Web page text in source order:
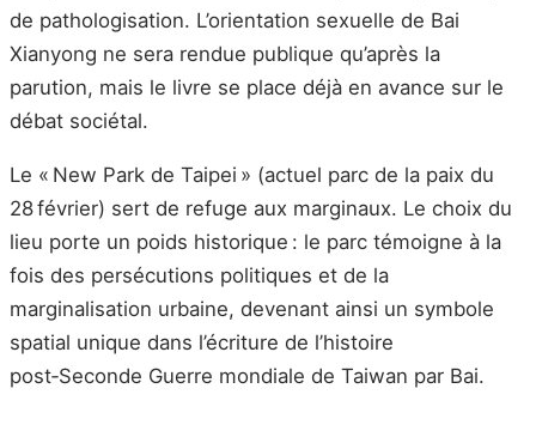
de pathologisation. L’orientation sexuelle de Bai
Xianyong ne sera rendue publique qu’après la
parution, mais le livre se place déjà en avance sur le
débat sociétal.
Le « New Park de Taipei » (actuel parc de la paix du
28 février) sert de refuge aux marginaux. Le choix du
lieu porte un poids historique : le parc témoigne à la
fois des persécutions politiques et de la
marginalisation urbaine, devenant ainsi un symbole
spatial unique dans l’écriture de l’histoire
post‑Seconde Guerre mondiale de Taiwan par Bai.